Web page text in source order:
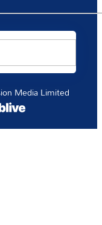
Media Limited